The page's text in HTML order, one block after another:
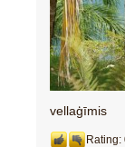
vellaģīmis
Rating: